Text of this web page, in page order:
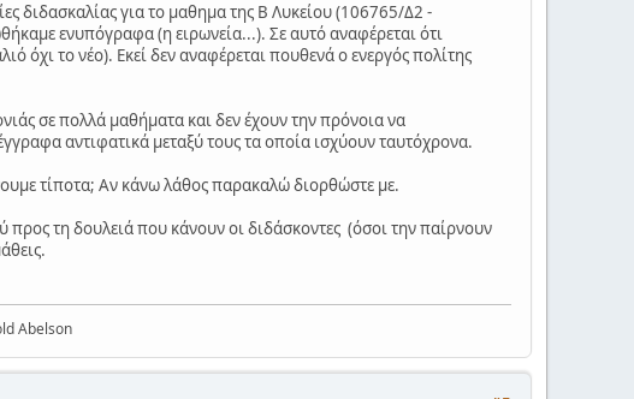
διδασκαλίας για το μαθημα της Β Λυκείου (106765/Δ2 -
ενυπόγραφα (η ειρωνεία...). Σε αυτό αναφέρεται ότι
το νέο). Εκεί δεν αναφέρεται πουθενά ο ενεργός πολίτης
σε πολλά μαθήματα και δεν έχουν την πρόνοια να
αντιφατικά μεταξύ τους τα οποία ισχύουν ταυτόχρονα.
τίποτα; Αν κάνω λάθος παρακαλώ διορθώστε με.
προς τη δουλειά που κάνουν οι διδάσκοντες (όσοι την παίρνουν
Abelson